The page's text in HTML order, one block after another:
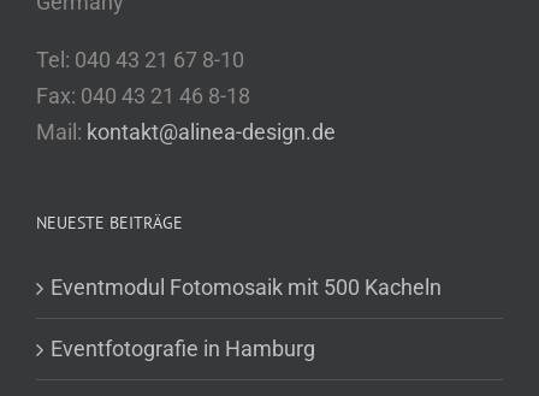
Tel: 040 43 21 67 8-10
Fax: 040 43 21 46 8-18
Mail: kontakt@alinea-design.de
NEUESTE BEITRÄGE
Eventmodul Fotomosaik mit 500 Kacheln
Eventfotografie in Hamburg